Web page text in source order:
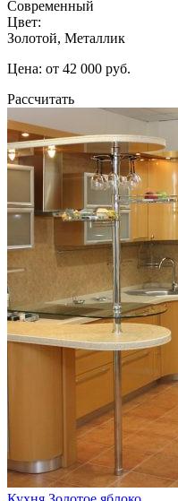
Современный
Цвет:
Золотой, Металлик
Цена: от 42 000 руб.
Рассчитать